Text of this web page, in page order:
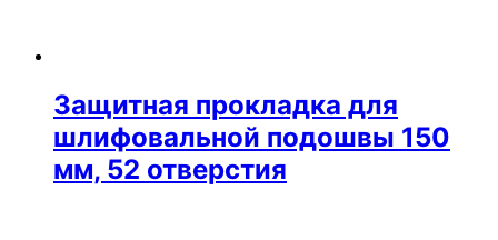
Защитная прокладка для
шлифовальной подошвы 150
мм, 52 отверстия